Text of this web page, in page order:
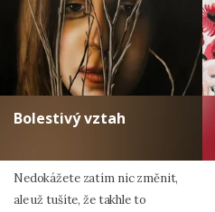
Bolestivý vztah
Nedokážete zatím nic změnit,
ale už tušíte, že takhle to